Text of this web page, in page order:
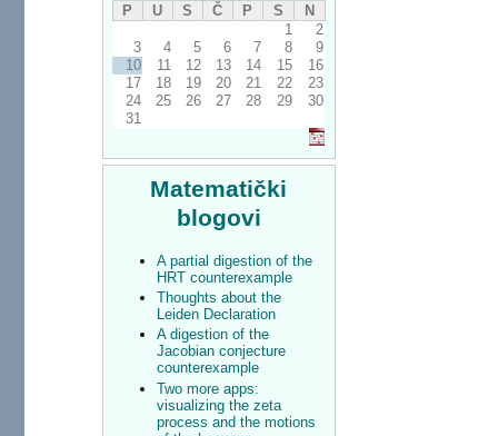
P
U S Č P S
N
1
2
3
4 5 6 7 8
9
10
11 12 13 14 15
16
17
18 19 20 21 22
23
24
25 26 27 28 29
30
31
Matematički
blogovi
A partial digestion of the
HRT counterexample
Thoughts about the
Leiden Declaration
A digestion of the
Jacobian conjecture
counterexample
Two more apps:
visualizing the zeta
process and the motions